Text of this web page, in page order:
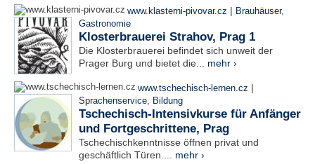
www.klasterni-pivovar.cz | Brauhäuser,
Gastronomie
Klosterbrauerei Strahov, Prag 1
Die Klosterbrauerei befindet sich unweit der
Prager Burg und bietet die... mehr ›
www.tschechisch-lernen.cz |
Sprachenservice, Bildung
Tschechisch-Intensivkurse für Anfänger
und Fortgeschrittene, Prag
Tschechischkenntnisse öffnen privat und
geschäftlich Türen.... mehr ›